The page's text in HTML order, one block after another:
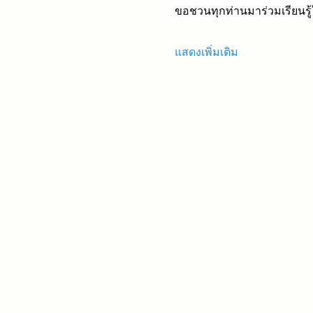
ขอชวนทุกท่านมาร่วมเรียน
แสดงเพิ่มเติม